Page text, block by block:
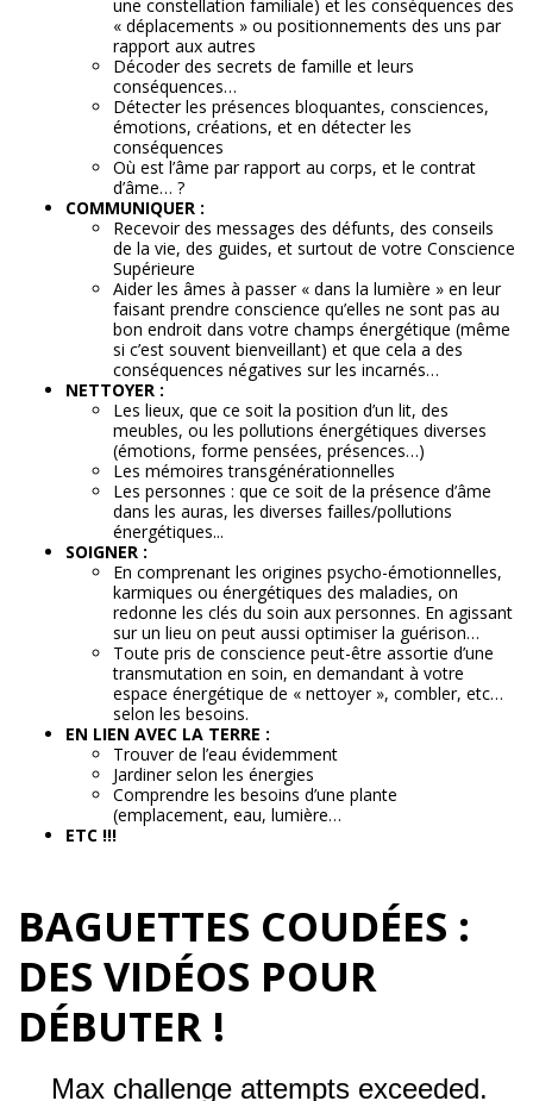
une constellation familiale) et les conséquences des
« déplacements » ou positionnements des uns par
rapport aux autres
Décoder des secrets de famille et leurs
conséquences…
Détecter les présences bloquantes, consciences,
émotions, créations, et en détecter les
conséquences
Où est l’âme par rapport au corps, et le contrat
d’âme… ?
COMMUNIQUER :
Recevoir des messages des défunts, des conseils
de la vie, des guides, et surtout de votre Conscience
Supérieure
Aider les âmes à passer « dans la lumière » en leur
faisant prendre conscience qu’elles ne sont pas au
bon endroit dans votre champs énergétique (même
si c’est souvent bienveillant) et que cela a des
conséquences négatives sur les incarnés…
NETTOYER :
Les lieux, que ce soit la position d’un lit, des
meubles, ou les pollutions énergétiques diverses
(émotions, forme pensées, présences…)
Les mémoires transgénérationnelles
Les personnes : que ce soit de la présence d’âme
dans les auras, les diverses failles/pollutions
énergétiques...
SOIGNER :
En comprenant les origines psycho-émotionnelles,
karmiques ou énergétiques des maladies, on
redonne les clés du soin aux personnes. En agissant
sur un lieu on peut aussi optimiser la guérison…
Toute pris de conscience peut-être assortie d’une
transmutation en soin, en demandant à votre
espace énergétique de « nettoyer », combler, etc…
selon les besoins.
EN LIEN AVEC LA TERRE :
Trouver de l’eau évidemment
Jardiner selon les énergies
Comprendre les besoins d’une plante
(emplacement, eau, lumière…
ETC !!!
BAGUETTES COUDÉES :
DES VIDÉOS POUR
DÉBUTER !